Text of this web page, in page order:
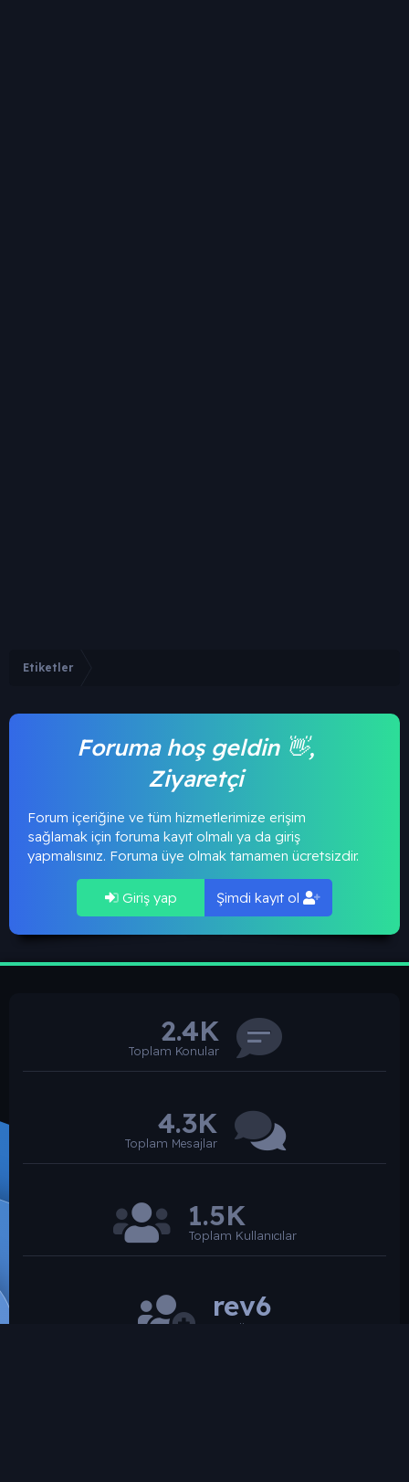
Etiketler
Foruma hoş geldin 👋,
Ziyaretçi
Forum içeriğine ve tüm hizmetlerimize erişim
sağlamak için foruma kayıt olmalı ya da giriş
yapmalısınız. Foruma üye olmak tamamen ücretsizdir.
Giriş yap Şimdi kayıt ol
2.4K
Toplam Konular
4.3K
Toplam Mesajlar
1.5K
Toplam Kullanıcılar
rev6
Son üye